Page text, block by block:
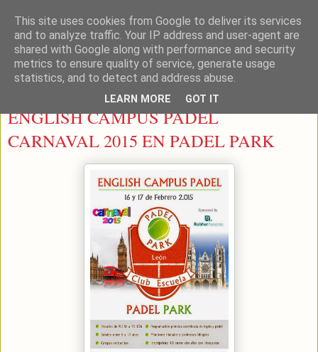
LEON PADEL
martes, 10 de febrero de 2015
ENGLISH CAMPUS PADEL
CARNAVAL 2015 EN PADEL PARK
This site uses cookies from Google to deliver its services
and to analyze traffic. Your IP address and user-agent are
shared with Google along with performance and security
metrics to ensure quality of service, generate usage
statistics, and to detect and address abuse.
LEARN MORE GOT IT